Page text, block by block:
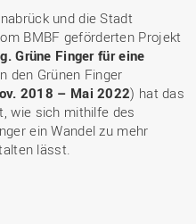
und die Stadt
BMBF geförderten Projekt
Grüne Finger für eine
den Grünen Finger
2018 – Mai 2022) hat das
wie sich mithilfe des
ein Wandel zu mehr
lässt.